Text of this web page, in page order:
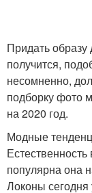
Придать
получится,
несомненно,
подборку фото
на 2020 год.
Модные
популярна она
Локоны сегодня